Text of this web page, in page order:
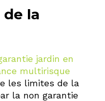
la
jardin en
multirisque
les limites de la
la non garantie